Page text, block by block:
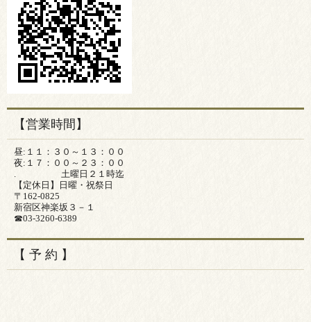
【営業時間】
昼:１１：３０～１３：００
夜:１７：００～２３：００
. 土曜日２１時迄
【定休日】日曜・祝祭日
〒162-0825
新宿区神楽坂３－１
☎03-3260-6389
【 予 約 】